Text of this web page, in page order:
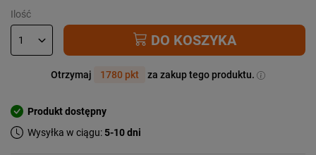
Ilość
DO KOSZYKA
Otrzymaj 1780 pkt za zakup tego produktu.
Produkt dostępny
Wysyłka w ciągu:5-10 dni